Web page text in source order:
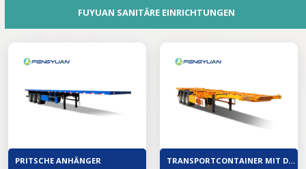
FUYUAN SANITÄRE EINRICHTUNGEN
PRITSCHE ANHÄNGER TRANSPORTCONTAINER MIT DREI ACHSEN FÜR DEN TRANSPORT VON SKELETT-SATTELAUFLIEGERN